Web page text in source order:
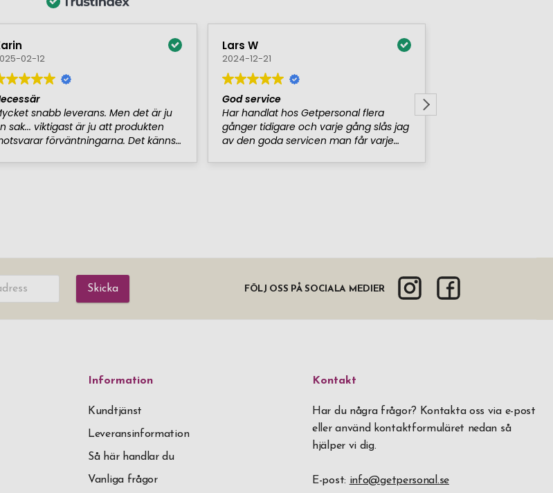
Skicka FÖLJ OSS PÅ SOCIALA MEDIER
Information
Kundtjänst
Leveransinformation
Så här handlar du
Vanliga frågor
Kontakt
Har du några frågor? Kontakta oss via e-post
eller använd kontaktformuläret nedan så
hjälper vi dig.
E-post: info@getpersonal.se